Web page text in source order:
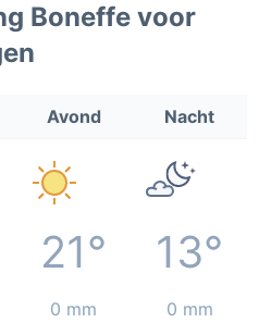
Boneffe voor
Avond Nacht
21° 13°
0 mm 0 mm